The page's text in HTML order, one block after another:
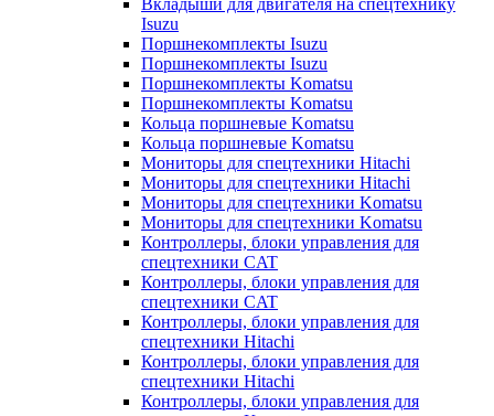
Вкладыши для двигателя на спецтехнику
Isuzu
Поршнекомплекты Isuzu
Поршнекомплекты Isuzu
Поршнекомплекты Komatsu
Поршнекомплекты Komatsu
Кольца поршневые Komatsu
Кольца поршневые Komatsu
Мониторы для спецтехники Hitachi
Мониторы для спецтехники Hitachi
Мониторы для спецтехники Komatsu
Мониторы для спецтехники Komatsu
Контроллеры, блоки управления для
спецтехники CAT
Контроллеры, блоки управления для
спецтехники CAT
Контроллеры, блоки управления для
спецтехники Hitachi
Контроллеры, блоки управления для
спецтехники Hitachi
Контроллеры, блоки управления для